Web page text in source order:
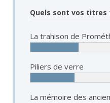
Quels sont vos titres
La trahison de
Piliers de verre
La mémoire des